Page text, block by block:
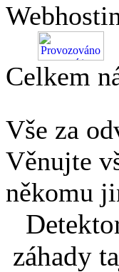
Celkem
Vše za
Věnujte
někomu
záhady